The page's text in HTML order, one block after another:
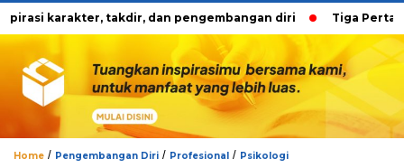
karakter, takdir, dan pengembangan diri Tiga
Home / Pengembangan Diri / Profesional / Psikologi